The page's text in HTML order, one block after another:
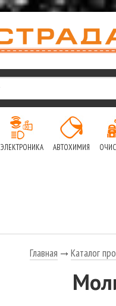
ЭЛЕКТРОНИКА АВТОХИМИЯ
Главная Каталог